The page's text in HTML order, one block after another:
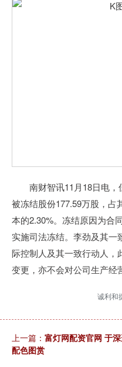
南财智讯11月18日电，
被冻结股份177.59万股，占
本的2.30%。冻结原因为合
实施司法冻结。李劲及其
际控制人及其一致行动人，
变更，亦不会对公司生产经
诚利和
上一篇： 富灯网配资官网 于
配色图赏